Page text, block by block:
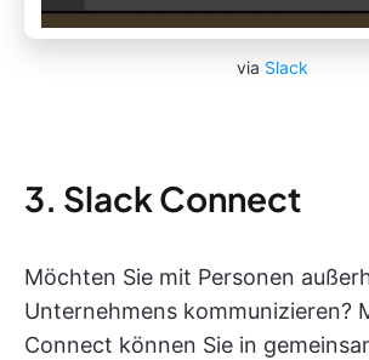
via Slack
3. Slack Connect
Möchten Sie mit Personen
Unternehmens kommunizieren?
Connect können Sie in